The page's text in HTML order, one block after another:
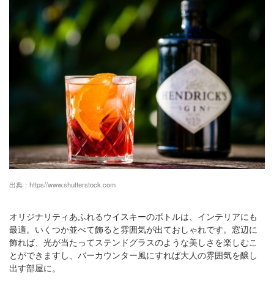
出典： https//www.shutterstock.com
オリジナリティあふれるウイスキーのボトルは、インテリアにも
最適。いくつか並べて飾ると雰囲気が出ておしゃれです。窓辺に
飾れば、光が当たってステンドグラスのような美しさを楽しむこ
とができますし、バーカウンター風にすれば大人の雰囲気を醸し
出す部屋に。